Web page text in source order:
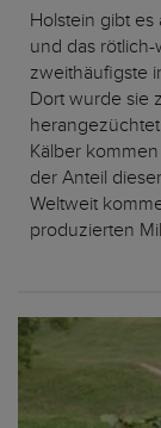
Holstein gibt es
und das rötlich-
zweithäufigste
Dort wurde sie
Kälber
der Anteil
Weltweit
produzierten